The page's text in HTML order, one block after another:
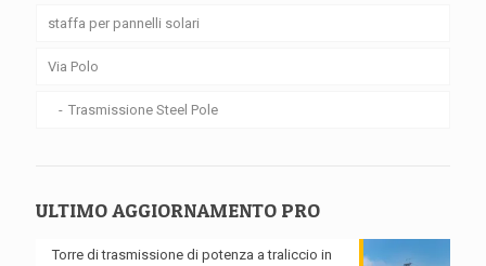
staffa per pannelli solari
Via Polo
Trasmissione Steel Pole
ULTIMO AGGIORNAMENTO PRO
Torre di trasmissione di potenza a traliccio in